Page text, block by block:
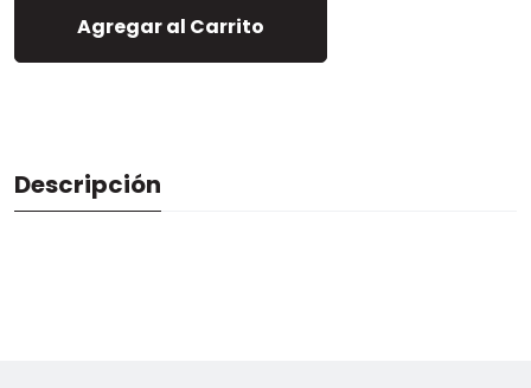
Agregar al Carrito
Descripción